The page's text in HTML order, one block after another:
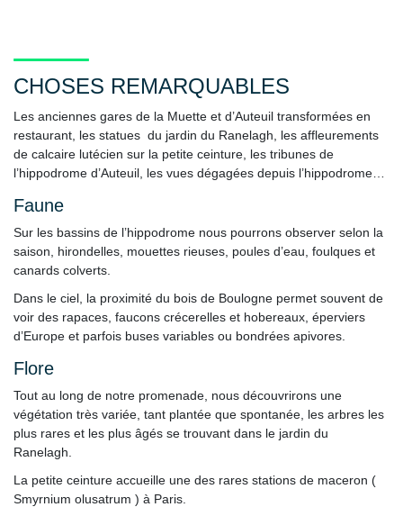
CHOSES REMARQUABLES
Les anciennes gares de la Muette et d’Auteuil transformées en
restaurant, les statues du jardin du Ranelagh, les affleurements
de calcaire lutécien sur la petite ceinture, les tribunes de
l’hippodrome d’Auteuil, les vues dégagées depuis l’hippodrome…
Faune
Sur les bassins de l’hippodrome nous pourrons observer selon la
saison, hirondelles, mouettes rieuses, poules d’eau, foulques et
canards colverts.
Dans le ciel, la proximité du bois de Boulogne permet souvent de
voir des rapaces, faucons crécerelles et hobereaux, éperviers
d’Europe et parfois buses variables ou bondrées apivores.
Flore
Tout au long de notre promenade, nous découvrirons une
végétation très variée, tant plantée que spontanée, les arbres les
plus rares et les plus âgés se trouvant dans le jardin du
Ranelagh.
La petite ceinture accueille une des rares stations de maceron (
Smyrnium olusatrum ) à Paris.